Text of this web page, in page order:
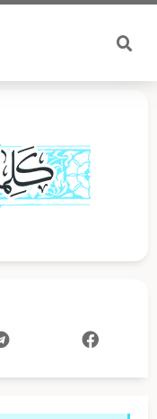
تخطي
المحتوى